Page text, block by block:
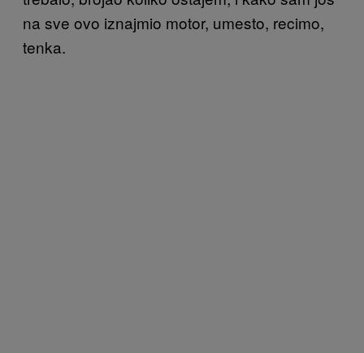
na sve ovo iznajmio motor, umesto, recimo,
tenka.